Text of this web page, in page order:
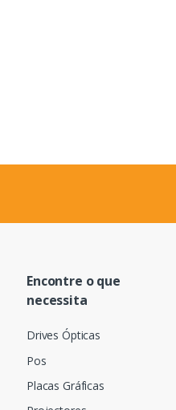
Encontre o que
necessita
Drives Ópticas
Pos
Placas Gráficas